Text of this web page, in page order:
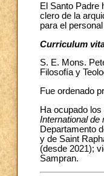
El Santo Padre
clero de la
para el
Curriculum
S. E. Mons.
Filosofía y
Fue ordenado
Ha ocupado
International de
Departamento
y de Saint
(desde 2021);
Sampran.